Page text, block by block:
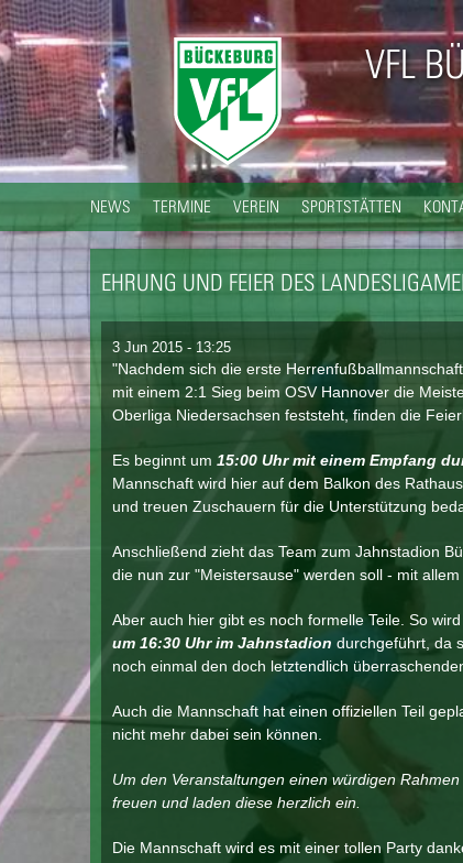
VFL
NEWS TERMINE VEREIN SPORTSTÄTTEN
EHRUNG UND FEIER DES
3 Jun 2015 - 13:25
"Nachdem sich die erste
mit einem 2:1 Sieg beim OSV Hannover die
Oberliga Niedersachsen feststeht, finden die
Es beginnt um 15:00 Uhr mit einem Empfang
Mannschaft wird hier auf dem Balkon des
und treuen Zuschauern für die Unterstützung
Anschließend zieht das Team zum Jahnstadion
die nun zur "Meistersause" werden soll - mit allem
Aber auch hier gibt es noch formelle Teile. So
um 16:30 Uhr im Jahnstadion durchgeführt, da
noch einmal den doch letztendlich
Auch die Mannschaft hat einen offiziellen Teil
nicht mehr dabei sein können.
Um den Veranstaltungen einen würdigen
freuen und laden diese herzlich ein.
Die Mannschaft wird es mit einer tollen Party